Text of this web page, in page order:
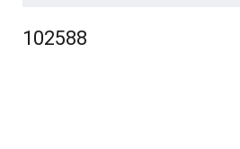
102588